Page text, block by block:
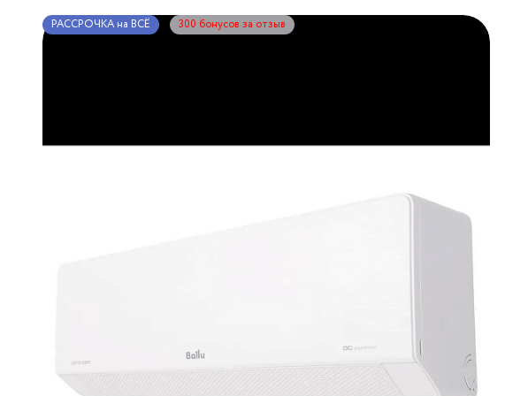
РАССРОЧКА на ВСЁ 300 бонусов за отзыв